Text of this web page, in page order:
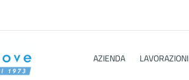
AZIENDA LAVORAZIONI